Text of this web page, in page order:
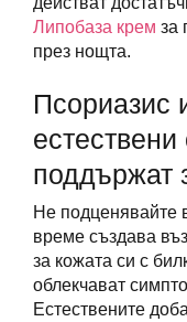
Липобаза крем за
през нощта.
Псориазис
естествени
поддържат
Не подценявайте
време създава
за кожата си с
облекчават
Естествените